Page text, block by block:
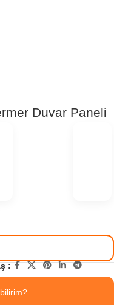
Duvar Paneli
: